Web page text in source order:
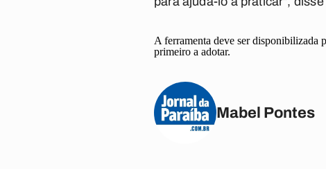
A ferramenta deve ser disponibilizada
primeiro a adotar.
Mabel Pontes